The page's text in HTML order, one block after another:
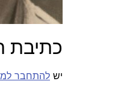
כתיבת
יש להתחבר